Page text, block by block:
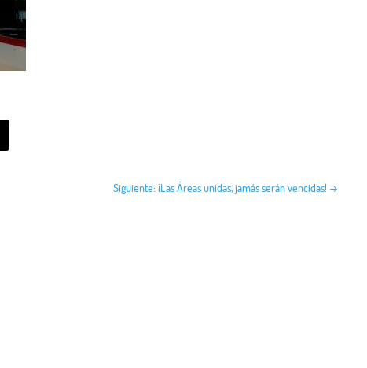
Siguiente: ¡Las Áreas unidas, jamás serán vencidas! →